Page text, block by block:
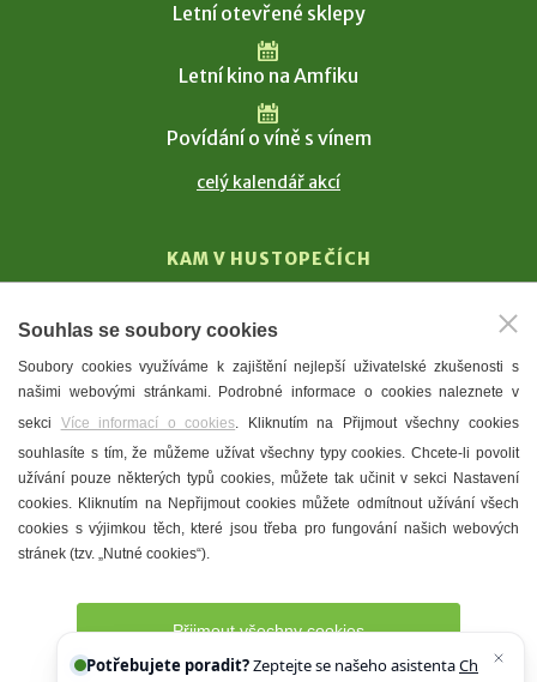
Letní otevřené sklepy
Letní kino na Amfiku
Povídání o víně s vínem
celý kalendář akcí
KAM V HUSTOPEČÍCH
T. G. Masaryk
Mandloně
Ubytování
Restaurace
Městské muzeum a galerie
Denní meníčka
Souhlas se soubory cookies
Soubory cookies využíváme k zajištění nejlepší uživatelské zkušenosti s
našimi webovými stránkami. Podrobné informace o cookies naleznete v
sekci Více informací o cookies. Kliknutím na Přijmout všechny cookies
souhlasíte s tím, že můžeme užívat všechny typy cookies. Chcete-li povolit
užívání pouze některých typů cookies, můžete tak učinit v sekci Nastavení
cookies. Kliknutím na Nepřijmout cookies můžete odmítnout užívání všech
cookies s výjimkou těch, které jsou třeba pro fungování našich webových
stránek (tzv. „Nutné cookies“).
Přijmout všechny cookies
Chettyho.